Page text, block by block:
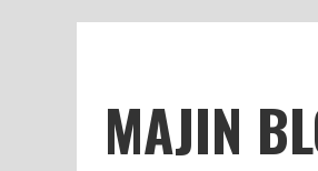
MAJIN